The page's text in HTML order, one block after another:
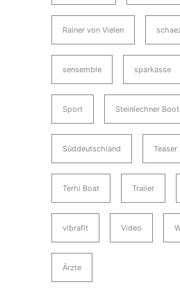
Rainer von Vielen
sensemble sparkasse
Sport Steinlechner
Süddeutschland Teaser
Terhi Boat Trailer
vibrafit Video
Ärzte